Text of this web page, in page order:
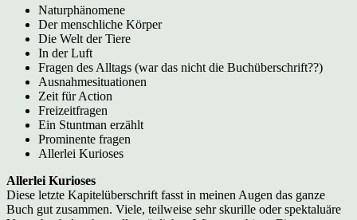
Naturphänomene
Der menschliche Körper
Die Welt der Tiere
In der Luft
Fragen des Alltags (war das nicht die Buchüberschrift??)
Ausnahmesituationen
Zeit für Action
Freizeitfragen
Ein Stuntman erzählt
Prominente fragen
Allerlei Kurioses
Allerlei Kurioses
Diese letzte Kapitelüberschrift fasst in meinen Augen das ganze
Buch gut zusammen. Viele, teilweise sehr skurille oder spektaluäre